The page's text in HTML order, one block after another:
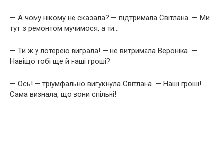
— А чому нікому не сказала? — підтримала Світлана. — Ми
тут з ремонтом мучимося, а ти…
— Ти ж у лотерею виграла! — не витримала Вероніка. —
Навіщо тобі ще й наші гроші?
— Ось! — тріумфально вигукнула Світлана. — Наші гроші!
Сама визнала, що вони спільні!